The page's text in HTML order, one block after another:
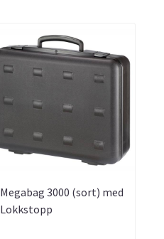
Megabag 3000 (sort) med
Lokkstopp